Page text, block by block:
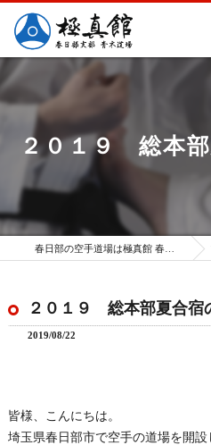
２０１９ 総本
春日部の空手道場は極真館 春日部支部
２０１９ 総本部夏合宿
2019/08/22
皆様、こんにちは。
埼玉県春日部市で空手の道場を開